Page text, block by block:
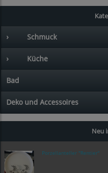
› Schmuck
› Küche
Bad
Deko und Accessoires
Neu
Porzellanteller "Rentier"